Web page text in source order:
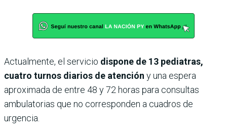
Actualmente, el servicio dispone de 13 pediatras,
cuatro turnos diarios de atención y una espera
aproximada de entre 48 y 72 horas para consultas
ambulatorias que no corresponden a cuadros de
urgencia.